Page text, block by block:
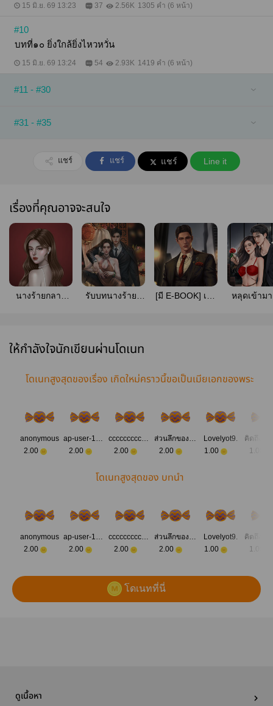
15 มิ.ย. 69 13:23 37 2.56K 1305 คำ (6 หน้า)
#10
บทที่๑๐ ยิ่งใกล้ยิ่งไหวหวั่น
15 มิ.ย. 69 13:24 54 2.93K 1419 คำ (6 หน้า)
#11 - #30
#31 - #35
แชร์ แชร์ แชร์ Line it
เรื่องที่คุณอาจจะสนใจ
นางร้ายกลาย
รับบทนางร้ายที่
[มี E-BOOK] เกิด
หลุดเข้าม
ให้กำลังใจนักเขียนผ่านโดเนท
โดเนทสูงสุดของเรื่อง เกิดใหม่คราวนี้ขอเป็นเมียเอกของพระ
anonymous
2.00
ap-user-17534511322136
2.00
cccccccccccco
2.00
ส่วนลึกของหัวใจ
2.00
Lovelyot9.
1.00
1.00
โดเนทสูงสุดของ บทนำ
anonymous
2.00
ap-user-17534511322136
2.00
cccccccccccco
2.00
ส่วนลึกของหัวใจ
2.00
Lovelyot9.
1.00
1.00
โดเนทที่นี่
ดูเนื้อหา